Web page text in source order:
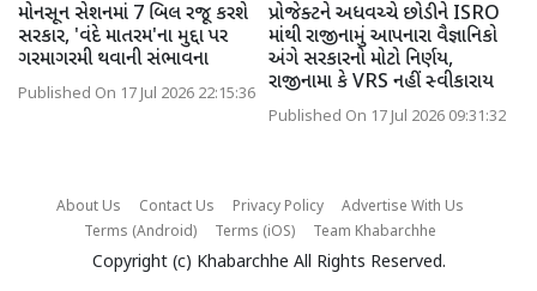
મોનસૂન સેશનમાં 7 બિલ રજૂ કરશે
સરકાર, 'વંદે માતરમ'ના મુદ્દા પર
ગરમાગરમી થવાની સંભાવના
Published On 17 Jul 2026 22:15:36
પ્રોજેક્ટને અધવચ્ચે છોડીને ISRO
માંથી રાજીનામું આપનારા વૈજ્ઞાનિકો
અંગે સરકારનો મોટો નિર્ણય,
રાજીનામા કે VRS નહીં સ્વીકારાય
Published On 17 Jul 2026 09:31:32
About Us Contact Us Privacy Policy
Advertise With Us
Terms (Android)
Terms (iOS) Team Khabarchhe
Copyright (c) Khabarchhe All Rights Reserved.